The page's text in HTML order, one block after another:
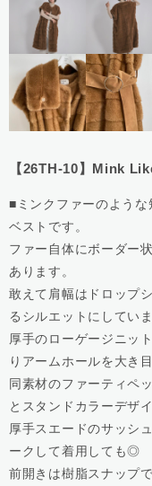
【26TH-10】Mink
■ミンクファーのよう
ベストです。
ファー自体にボーダー
あります。
敢えて肩幅はドロップ
るシルエットにしていま
厚手のローゲージニッ
りアームホールを大き
同素材のファーティペ
とスタンドカラーデザ
厚手スエードのサッシ
ークして着用しても◎
前開きは樹脂スナップ